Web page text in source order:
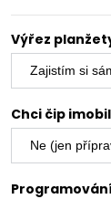
Výřez
Chci čip